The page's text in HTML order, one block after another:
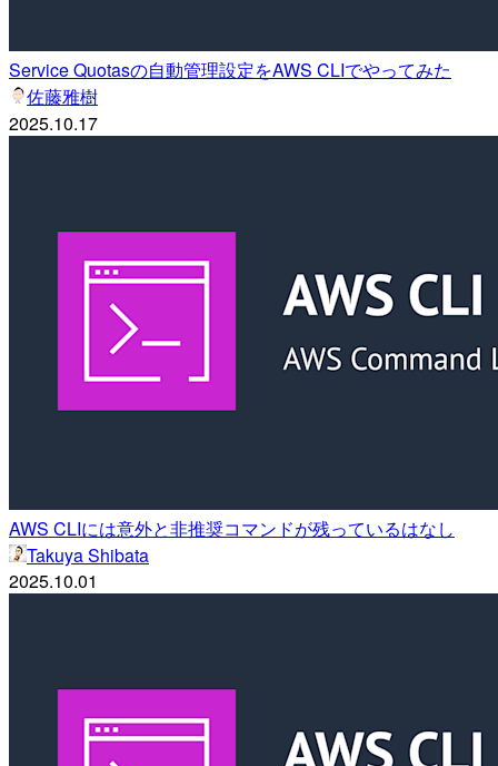
Service Quotasの自動管理設定をAWS CLIでやってみた
佐藤雅樹
2025.10.17
AWS CLIには意外と非推奨コマンドが残っているはなし
Takuya Shibata
2025.10.01